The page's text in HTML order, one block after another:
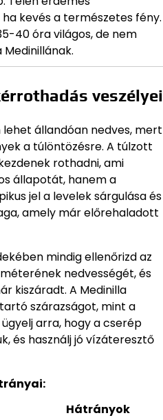
kevés a természetes fény.
40 óra világos, de nem
veszélyei
állandóan nedves, mert
a túlöntözésre. A túlzott
rothadni, ami
állapotát, hanem a
jel a levelek sárgulása és
amely már előrehaladott
mindig ellenőrizd az
nedvességét, és
kiszáradt. A Medinilla
szárazságot, mint a
arra, hogy a cserép
és használj jó vízáteresztő
Hátrányok